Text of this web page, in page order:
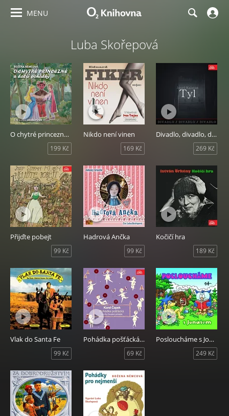
MENU
Luba Skořepová
O chytré princezně a další pohádky
199 Kč
Nikdo není vinen
169 Kč
Divadlo, divadlo, divadlo Tyl
269 Kč
Přijďte pobejt
99 Kč
Hadrová Ančka
99 Kč
Kočičí hra
189 Kč
Vlak do Santa Fe
99 Kč
Pohádka pošťácká z knihy Devatero pohádek
69 Kč
Posloucháme s Jonášem
249 Kč